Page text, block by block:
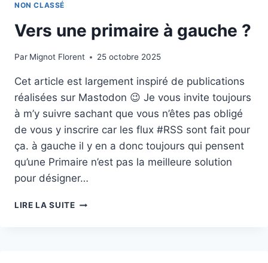
NON CLASSÉ
Vers une primaire à gauche ?
Par Mignot Florent 25 octobre 2025
Cet article est largement inspiré de publications
réalisées sur Mastodon 😉 Je vous invite toujours
à m’y suivre sachant que vous n’êtes pas obligé
de vous y inscrire car les flux #RSS sont fait pour
ça. à gauche il y en a donc toujours qui pensent
qu’une Primaire n’est pas la meilleure solution
pour désigner…
LIRE LA SUITEVERS